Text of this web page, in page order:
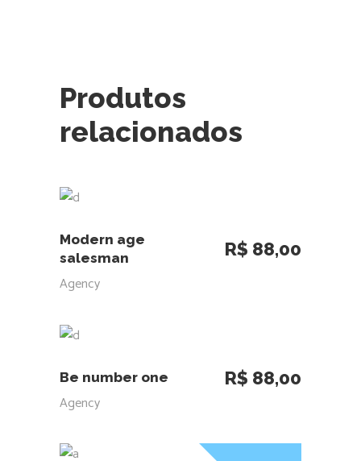
Produtos
relacionados
ADICIONAR AO CARRINHO
Modern age
salesman
R$ 88,00
Agency
ADICIONAR AO CARRINHO
Be number one R$ 88,00
Agency